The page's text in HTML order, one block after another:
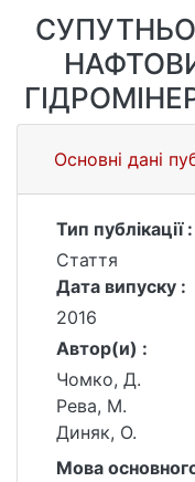
Основні дані
Тип публікації :
Стаття
Дата випуску :
2016
Автор(и) :
Чомко, Д.
Рева, М.
Диняк, О.
Мова